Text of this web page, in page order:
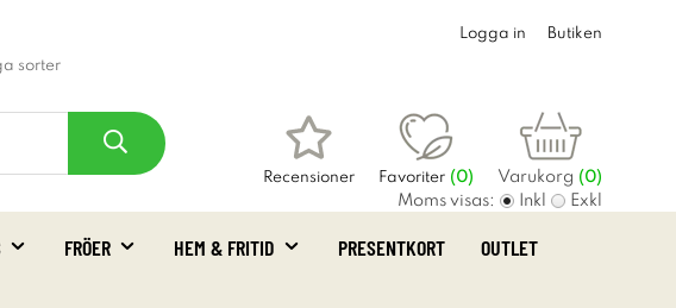
sorter
Logga in Butiken
Recensioner Favoriter (0) Varukorg (0)
Moms visas: Inkl Exkl
FRÖER HEM & FRITID PRESENTKORT OUTLET